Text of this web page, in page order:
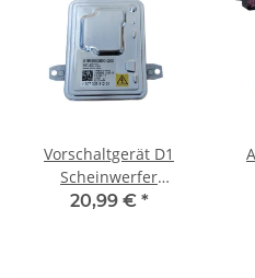
Vorschaltgerät D1
Scheinwerfer
A1669002800
20,99 € *